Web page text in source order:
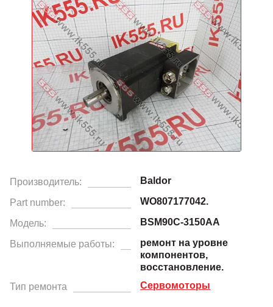
Производитель: Baldor
Part number: WO807177042.
Модель: BSM90C-3150AA
Выполняемые работы:
ремонт на уровне
компонентов,
восстановление.
Тип ремонта
Сервомоторы